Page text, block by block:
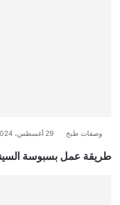
وصفات طبخ 29 أغسطس، 2024
طريقة عمل بسبوسة السينابون 15